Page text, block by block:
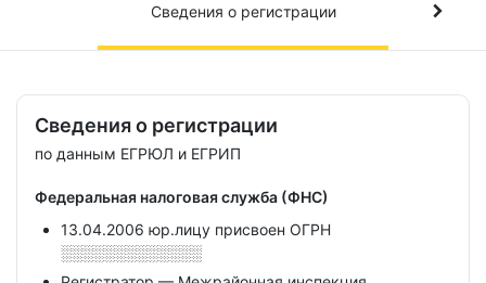
Сведения о регистрации
Сведения о регистрации
по данным ЕГРЮЛ и ЕГРИП
Федеральная налоговая служба (ФНС)
13.04.2006 юр.лицу присвоен ОГРН
░░░░░░░░░░░░░